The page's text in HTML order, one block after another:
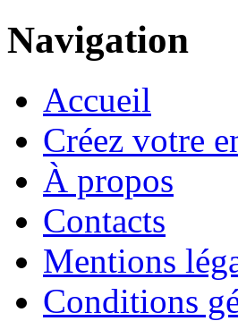
Navigation
Accueil
Créez votre
À propos
Contacts
Mentions
Conditions